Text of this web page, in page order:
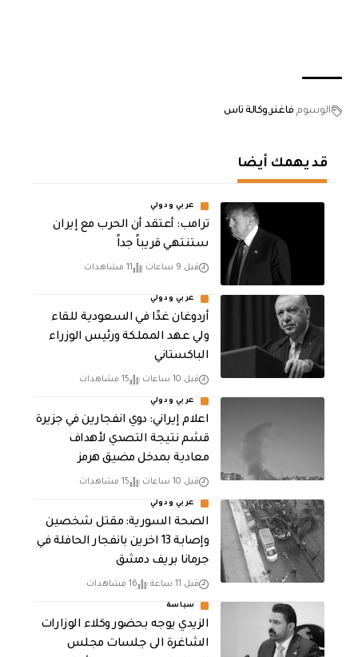
الوسوم فاغنر وكالة تاس
قد يهمك أيضا
عربي ودولي
‏ترامب: أعتقد أن الحرب مع إيران
ستنتهي قريباً جداً
قبل 9 ساعات 11 مشاهدات
عربي ودولي
أردوغان غدًا في السعودية للقاء
ولي عهد المملكة ورئيس الوزراء
الباكستاني
قبل 10 ساعات 15 مشاهدات
عربي ودولي
اعلام إيراني: دوي انفجارين في جزيرة
قشم نتيجة التصدي لأهداف
معادية بمدخل مضيق هرمز
قبل 10 ساعات 15 مشاهدات
عربي ودولي
الصحة السورية: مقتل شخصين
وإصابة 13 اخرين بانفجار الحافلة في
جرمانا بريف دمشق
قبل 11 ساعة 16 مشاهدات
سياسة
الزيدي يوجه بحضور وكلاء الوزارات
الشاغرة الى جلسات مجلس